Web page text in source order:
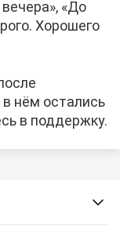
«До
Хорошего
нём остались
в поддержку.